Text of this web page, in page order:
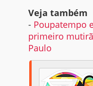
Veja também
- Poupatempo
primeiro
Paulo